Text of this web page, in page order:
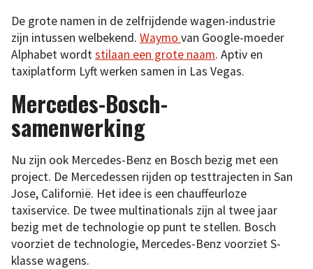
De grote namen in de zelfrijdende wagen-industrie
zijn intussen welbekend. Waymo van Google-moeder
Alphabet wordtstilaan een grote naam. Aptiv en
taxiplatform Lyft werken samen in Las Vegas.
Mercedes-Bosch-
samenwerking
Nu zijn ook Mercedes-Benz en Bosch bezig met een
project. De Mercedessen rijden op testtrajecten in San
Jose, Californië. Het idee is een chauffeurloze
taxiservice. De twee multinationals zijn al twee jaar
bezig met de technologie op punt te stellen. Bosch
voorziet de technologie, Mercedes-Benz voorziet S-
klasse wagens.